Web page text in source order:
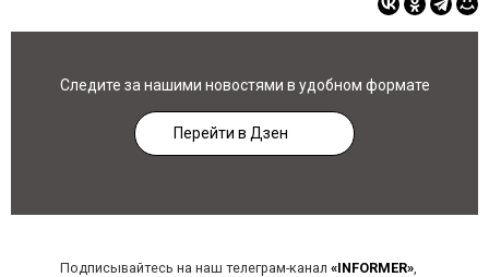
Следите за нашими новостями в удобном формате
Перейти в Дзен
Подписывайтесь на наш телеграм-канал «INFORMER»,